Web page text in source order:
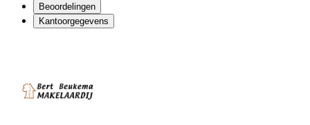
Beoordelingen
Kantoorgegevens